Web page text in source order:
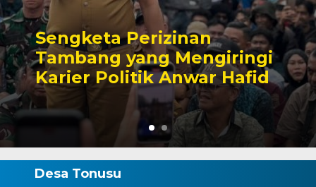
Sengketa Perizinan
Tambang yang Mengiringi
Karier Politik Anwar Hafid
Desa Tonusu